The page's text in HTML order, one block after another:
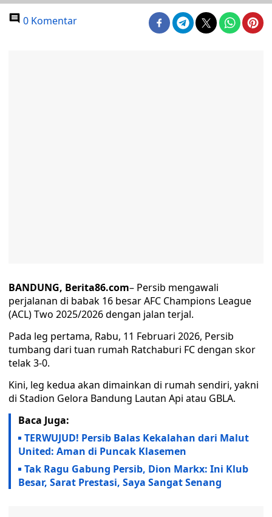
0 Komentar
BANDUNG, Berita86.com– Persib mengawali
perjalanan di babak 16 besar AFC Champions League
(ACL) Two 2025/2026 dengan jalan terjal.
Pada leg pertama, Rabu, 11 Februari 2026, Persib
tumbang dari tuan rumah Ratchaburi FC dengan skor
telak 3-0.
Kini, leg kedua akan dimainkan di rumah sendiri, yakni
di Stadion Gelora Bandung Lautan Api atau GBLA.
Baca Juga:
TERWUJUD! Persib Balas Kekalahan dari Malut
United: Aman di Puncak Klasemen
Tak Ragu Gabung Persib, Dion Markx: Ini Klub
Besar, Sarat Prestasi, Saya Sangat Senang